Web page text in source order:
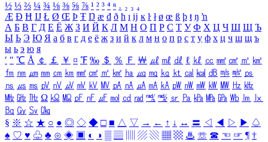
½ ⅓ ⅔ ¼ ¾ ⅛ ⅜ ⅝ ⅞ ¹ ² ³ ⁴ ⁿ ₁ ₂ ₃ ₄
Æ Ð Ħ Ĳ Ł Ø Œ Þ Ŧ Ŋ æ đ ð ħ ı ĳ ĸ ŀ ł ø œ ß þ ŧ ŋ ŉ
А Б В Г Д Е Ё Ж З И Й К Л М Н О П Р С Т У Ф Х Ц Ч Ш Щ Ъ
Ы Ь Э Ю Я а б в г д е ё ж з и й к л м н о п р с т у ф х ц ч ш щ ъ
ы ь э ю я
′ ″ ℃ Å ￠ ￡ ￥ ¤ ℉ ‰ ＄ ％ Ｆ ￦ ㎕ ㎖ ㎗ ℓ ㎘ ㏄ ㎣ ㎤ ㎥ ㎦
㎙ ㎚ ㎛ ㎜ ㎝ ㎞ ㎟ ㎠ ㎡ ㎢ ㏊ ㎍ ㎎ ㎏ ㏏ ㎈ ㎉ ㏈ ㎧ ㎨ ㎰
㎱ ㎲ ㎳ ㎴ ㎵ ㎶ ㎷ ㎸ ㎹ ㎀ ㎁ ㎂ ㎃ ㎄ ㎺ ㎻ ㎽ ㎾ ㎿ ㎐ ㎑
㎒ ㎓ ㎔ Ω ㏀ ㏁ ㎊ ㎋ ㎌ ㏖ ㏅ ㎭ ㎮ ㎯ ㏛ ㎩ ㎪ ㎫ ㎬ ㏝ ㏐
㏓
㏃ ㏉ ㏜ ㏆
§ ※ ☆ ★ ○ ● ◎ ◇ ◆ □ ■ △ ▽ → ← ↑ ↓ ↔ 〓 ◁ ◀ ▷ ▶ ♤
♠ ♡ ♥ ♧ ♣ ⊙ ◈ ▣ ◐ ◑ ▒ ▤ ▨ ▧ ▦ ▩ ♨ ☏ ☎ ☜ ☞ ¶ †